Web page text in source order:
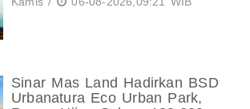
Sinar Mas Land Hadirkan BSD
Urbanatura Eco Urban Park,